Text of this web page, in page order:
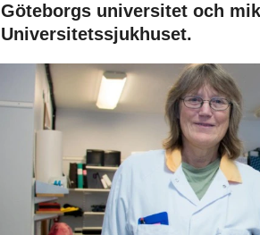
Göteborgs universitet och
Universitetssjukhuset.